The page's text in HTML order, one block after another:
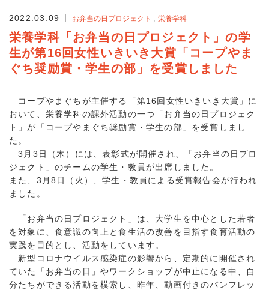
2022.03.09 お弁当の日プロジェクト 栄養学科
栄養学科「お弁当の日プロジェクト」の学
生が第16回女性いきいき大賞「コープやま
ぐち奨励賞・学生の部」を受賞しました
コープやまぐちが主催する「第16回女性いきいき大賞」に
おいて、栄養学科の課外活動の一つ「お弁当の日プロジェク
ト」が「コープやまぐち奨励賞・学生の部」を受賞しまし
た。
3月3日（木）には、表彰式が開催され、「お弁当の日プロ
ジェクト」のチームの学生・教員が出席しました。
また、3月8日（火）、学生・教員による受賞報告会が行われ
ました。
「お弁当の日プロジェクト」は、大学生を中心とした若者
を対象に、食意識の向上と食生活の改善を目指す食育活動の
実践を目的とし、活動をしています。
新型コロナウイルス感染症の影響から、定期的に開催され
ていた「お弁当の日」やワークショップが中止になる中、自
分たちができる活動を模索し、昨年、動画付きのパンフレッ